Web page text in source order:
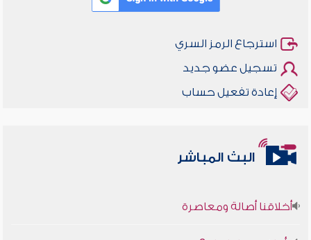
استرجاع الرمز السري
تسجيل عضو جديد
إعادة تفعيل حساب
البث المباشر